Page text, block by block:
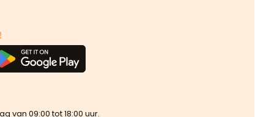
van 09:00 tot 18:00 uur.